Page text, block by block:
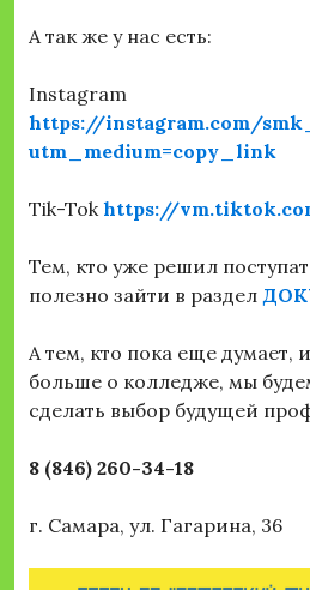
А так же у нас есть:
Instagram
https://instagram.com/
utm_medium=copy_link
Tik-Tok https://
Тем, кто уже решил
полезно зайти в раздел
А тем, кто пока еще думает,
больше о колледже, мы
сделать выбор будущей
8 (846) 260-34-18
г. Самара, ул. Гагарина, 36